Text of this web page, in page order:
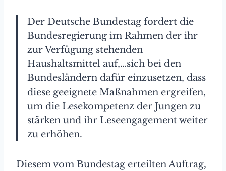
Der Deutsche Bundestag fordert die
Bundesregierung im Rahmen der ihr
zur Verfügung stehenden
Haushaltsmittel auf,…sich bei den
Bundesländern dafür einzusetzen, dass
diese geeignete Maßnahmen ergreifen,
um die Lesekompetenz der Jungen zu
stärken und ihr Leseengagement weiter
zu erhöhen.
Diesem vom Bundestag erteilten Auftrag,